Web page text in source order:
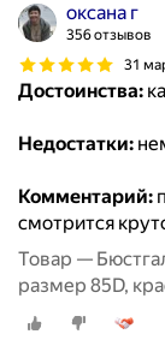
оксана г
356 отзывов
31
Достоинства:
Недостатки:
Комментарий:
смотрится
Товар —
размер 85D,